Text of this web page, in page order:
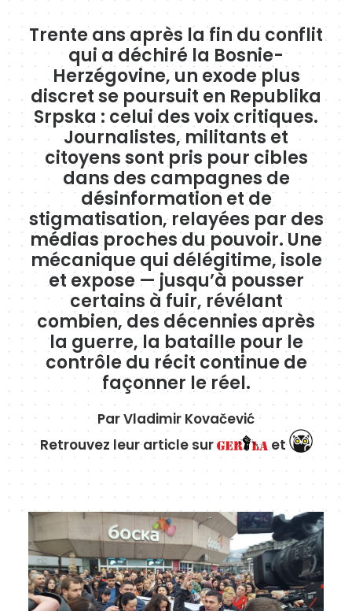
Trente ans après la fin du conflit
qui a déchiré la Bosnie-
Herzégovine, un exode plus
discret se poursuit en Republika
Srpska : celui des voix critiques.
Journalistes, militants et
citoyens sont pris pour cibles
dans des campagnes de
désinformation et de
stigmatisation, relayées par des
médias proches du pouvoir. Une
mécanique qui délégitime, isole
et expose — jusqu’à pousser
certains à fuir, révélant
combien, des décennies après
la guerre, la bataille pour le
contrôle du récit continue de
façonner le réel.
ParVladimir Kovačević
Retrouvez leur article sur
et